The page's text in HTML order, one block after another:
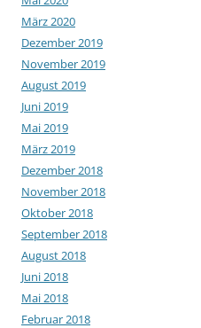
März 2020
Dezember 2019
November 2019
August 2019
Juni 2019
Mai 2019
März 2019
Dezember 2018
November 2018
Oktober 2018
September 2018
August 2018
Juni 2018
Mai 2018
Februar 2018